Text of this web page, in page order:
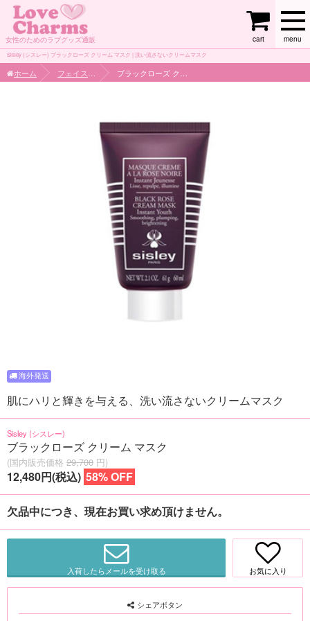
女性のためのラブグッズ通販 menu
cart
Sisley (シスレー) ブラックローズ クリーム マスク | 洗い流さないクリームマスク
ホーム
肌にハリと輝きを与える、洗い流さないクリームマスク
Sisley (シスレー)
ブラックローズ クリーム マスク
(国内販売価格 29,700 円)
12,480円(税込) 58% OFF
欠品中につき、現在お買い求め頂けません。
入荷したらメールを受け取る お気に入り
シェアボタン